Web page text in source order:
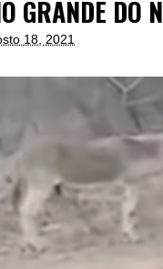
GRANDE DO
18, 2021